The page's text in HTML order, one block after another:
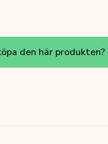
den här produkten?